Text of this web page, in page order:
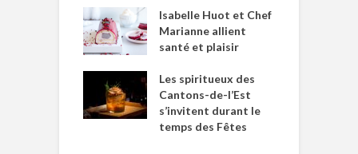
Isabelle Huot et Chef
Marianne allient
santé et plaisir
Les spiritueux des
Cantons-de-l’Est
s’invitent durant le
temps des Fêtes